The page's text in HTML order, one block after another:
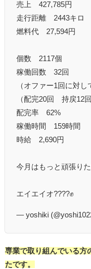
売上 427,785円
走行距離 2443キロ
燃料代 27,594円
個数 2117個
稼働回数 32回
（オファー1回に対し
（配完20回 持戻12回
配完率 62%
稼働時間 159時間
時給 2,690円
今月はもっと頑張り
エイエイオ????✊
— yoshiki
専業で取り組んでいる方
たです。